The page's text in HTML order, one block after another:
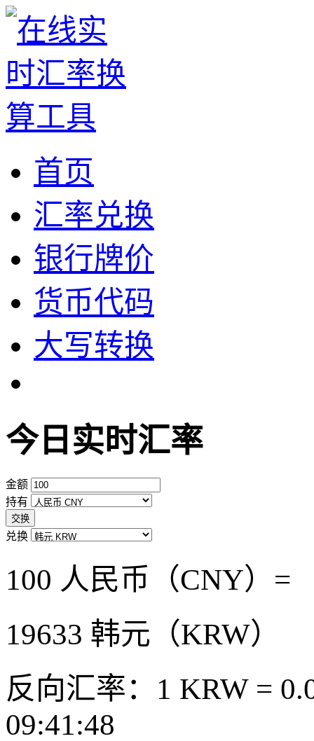
首页
汇率兑换
银行牌价
货币代码
大写转换
今日实时汇率
金额
持有
交换
兑换
100 人民币（CNY）=
19633 韩元（KRW）
反向汇率：1 KRW =
09:41:48